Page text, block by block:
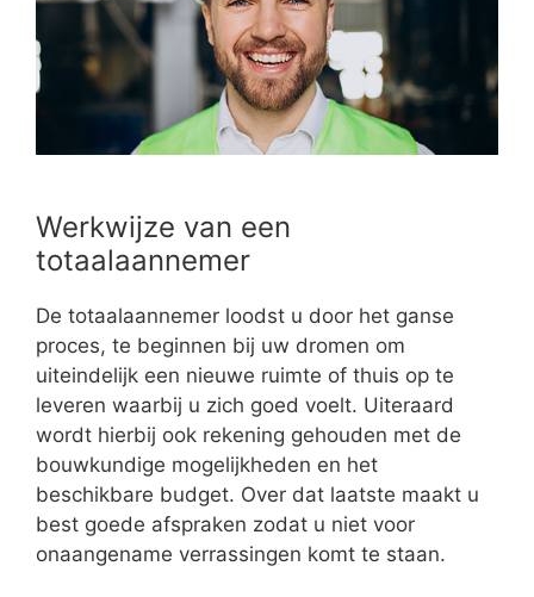
Werkwijze van een
totaalaannemer
De totaalaannemer loodst u door het ganse
proces, te beginnen bij uw dromen om
uiteindelijk een nieuwe ruimte of thuis op te
leveren waarbij u zich goed voelt. Uiteraard
wordt hierbij ook rekening gehouden met de
bouwkundige mogelijkheden en het
beschikbare budget. Over dat laatste maakt u
best goede afspraken zodat u niet voor
onaangename verrassingen komt te staan.